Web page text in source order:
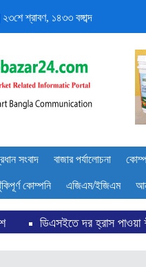
২৩শে শ্রাবণ, ১৪৩৩ বঙ্গাব্দ
সংবাদ বাজার পর্যালোচনা
কোম্পনি এজিএম/ইজিএম
পাওয়া শীর্ষ ১০ কোম্পানির